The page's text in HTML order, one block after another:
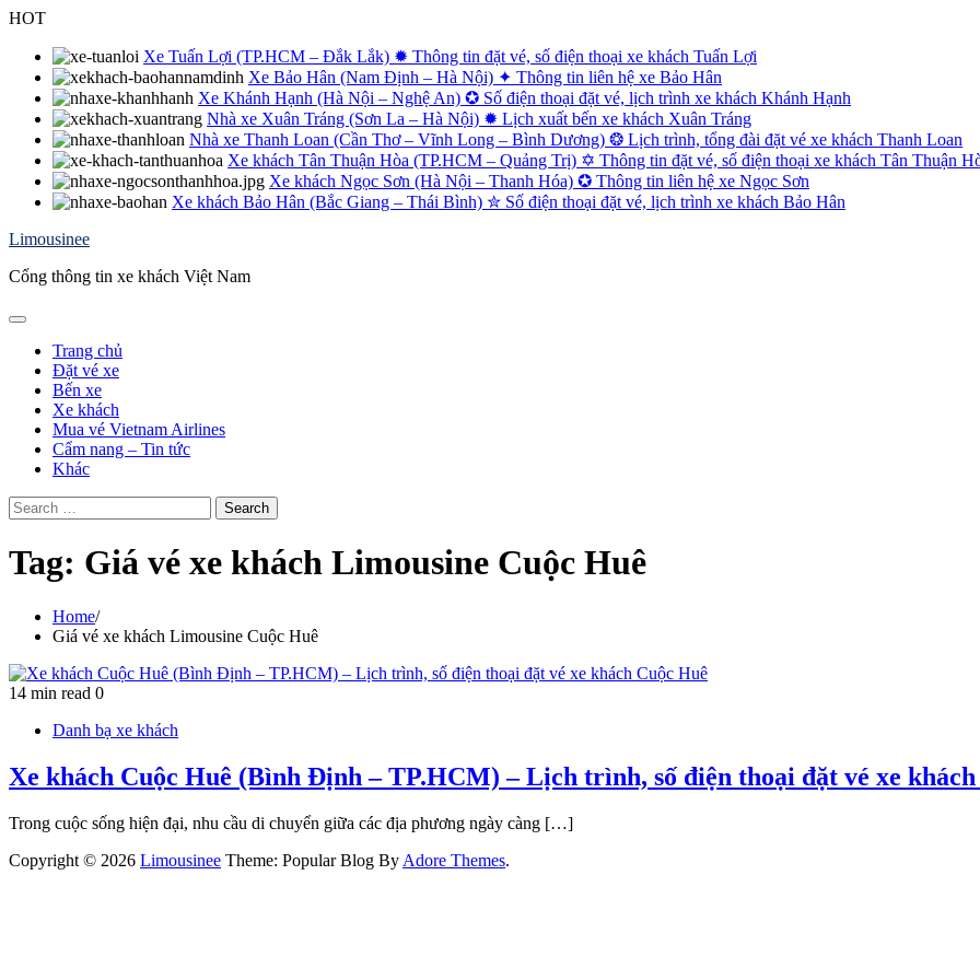
Skip
content
HOT
Xe Tuấn Lợi (TP.HCM – Đắk Lắk) ✹ Thông tin đặt vé, số điện thoại xe khách Tuấn Lợi
Xe Bảo Hân (Nam Định – Hà Nội) ✦ Thông tin liên hệ xe Bảo Hân
Xe Khánh Hạnh (Hà Nội – Nghệ An) ✪ Số điện thoại đặt vé, lịch trình xe khách Khánh Hạnh
Nhà xe Xuân Tráng (Sơn La – Hà Nội) ✹ Lịch xuất bến xe khách Xuân Tráng
Nhà xe Thanh Loan (Cần Thơ – Vĩnh Long – Bình Dương) ❂ Lịch trình, tổng đài đặt vé xe khách Thanh Loan
Xe khách Tân Thuận Hòa (TP.HCM – Quảng Trị) ✡ Thông tin đặt vé, số điện thoại xe khách Tân Thuận
Xe khách Ngọc Sơn (Hà Nội – Thanh Hóa) ✪ Thông tin liên hệ xe Ngọc Sơn
Xe khách Bảo Hân (Bắc Giang – Thái Bình) ✮ Số điện thoại đặt vé, lịch trình xe khách Bảo Hân
Limousinee
Cổng thông tin xe khách Việt Nam
Trang chủ
Đặt vé xe
Bến xe
Xe khách
Mua vé Vietnam Airlines
Cẩm nang – Tin tức
Khác
Search
for:
Tag: Giá vé xe khách Limousine Cuộc Huê
Home
Giá vé xe khách Limousine Cuộc Huê
14 min read 0
Danh bạ xe khách
Xe khách Cuộc Huê (Bình Định – TP.HCM) – Lịch trình, số điện thoại đặt vé xe
Trong cuộc sống hiện đại, nhu cầu di chuyển giữa các địa phương ngày càng […]
Copyright © 2026 Limousinee Theme: Popular Blog By Adore Themes.